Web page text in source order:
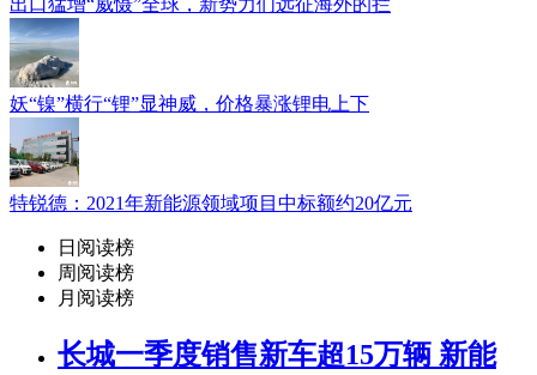
出口猛增“威慑”全球，新势力们远征海外的拦
妖“镍”横行“锂”显神威，价格暴涨锂电上下
特锐德：2021年新能源领域项目中标额约20亿元
日阅读榜
周阅读榜
月阅读榜
长城一季度销售新车超15万辆 新能